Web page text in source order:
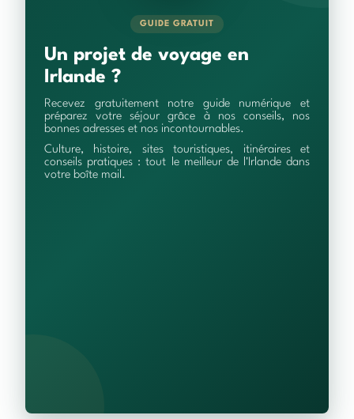
GUIDE GRATUIT
Un projet de voyage en
Irlande ?
Recevez gratuitement notre guide numérique et
préparez votre séjour grâce à nos conseils, nos
bonnes adresses et nos incontournables.
Culture, histoire, sites touristiques, itinéraires et
conseils pratiques : tout le meilleur de l'Irlande dans
votre boîte mail.